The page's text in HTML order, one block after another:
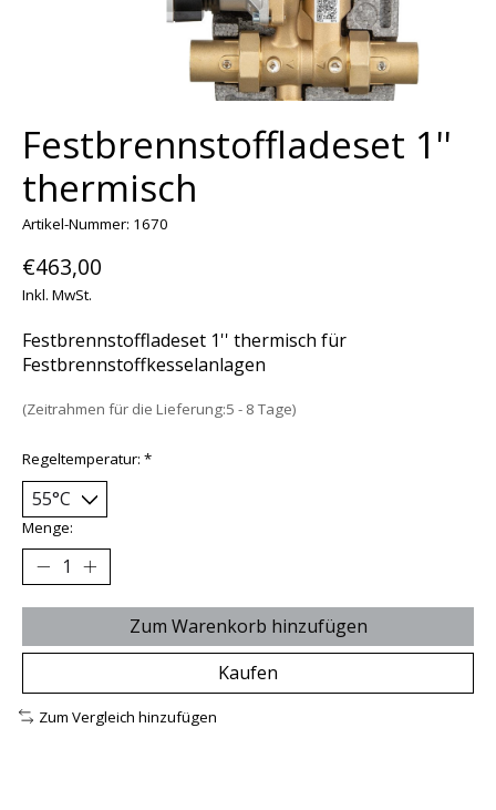
Festbrennstoffladeset 1''
thermisch
Artikel-Nummer: 1670
€463,00
Inkl. MwSt.
Festbrennstoffladeset 1'' thermisch für
Festbrennstoffkesselanlagen
(Zeitrahmen für die Lieferung:5 - 8 Tage)
Regeltemperatur: *
Menge:
Zum Warenkorb hinzufügen
Kaufen
Zum Vergleich hinzufügen